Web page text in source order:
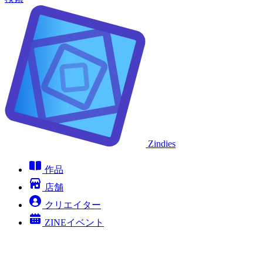
Zindies
作品
店舗
クリエイター
ZINEイベント